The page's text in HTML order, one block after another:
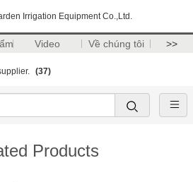
Irrigation Equipment Co.,Ltd.
Video Về chúng tôi >>
(37)
Products